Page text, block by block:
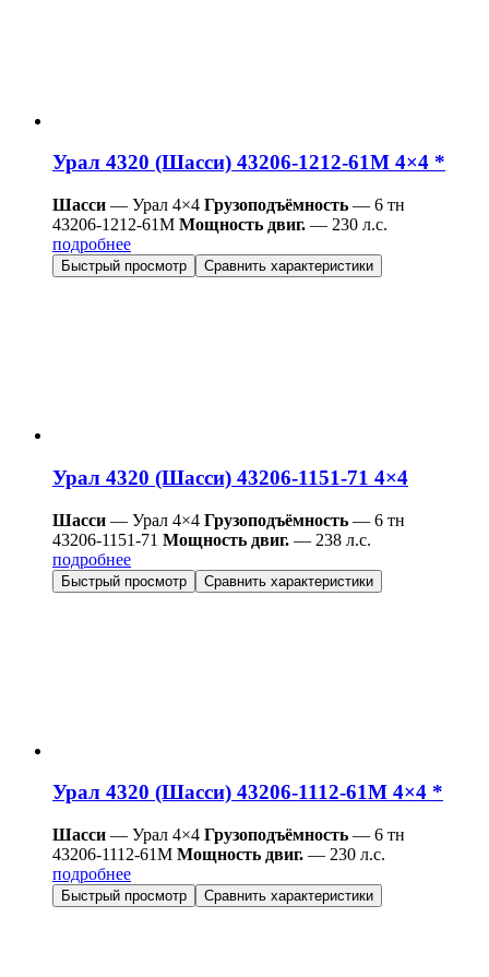
Урал 4320 (Шасси) 43206-1212-61М 4×4 *
Шасси — Урал 4×4 Грузоподъёмность — 6 тн
43206-1212-61М Мощность двиг. — 230 л.с.
подробнее
Быстрый просмотр Сравнить характеристики
Урал 4320 (Шасси) 43206-1151-71 4×4
Шасси — Урал 4×4 Грузоподъёмность — 6 тн
43206-1151-71 Мощность двиг. — 238 л.с.
подробнее
Быстрый просмотр Сравнить характеристики
Урал 4320 (Шасси) 43206-1112-61М 4×4 *
Шасси — Урал 4×4 Грузоподъёмность — 6 тн
43206-1112-61М Мощность двиг. — 230 л.с.
подробнее
Быстрый просмотр Сравнить характеристики